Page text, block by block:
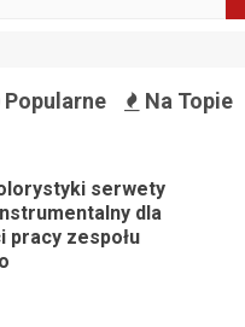
Popularne Na Topie
serwety
dla
pracy zespołu